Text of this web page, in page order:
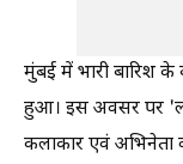
मुंबई में भारी बारिश के
हुआ। इस अवसर पर
कलाकार एवं अभिनेता